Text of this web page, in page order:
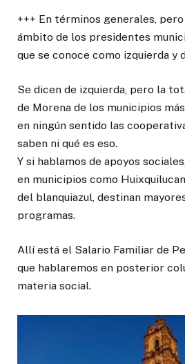
+++ En términos generales,
ámbito de los presidentes
que se conoce como izquierda y
Se dicen de izquierda, pero la
de Morena de los municipios
en ningún sentido las
saben ni qué es eso.
Y si hablamos de apoyos
en municipios como
del blanquiazul, destinan
programas.
Allí está el Salario Familiar de
que hablaremos en posterior
materia social.